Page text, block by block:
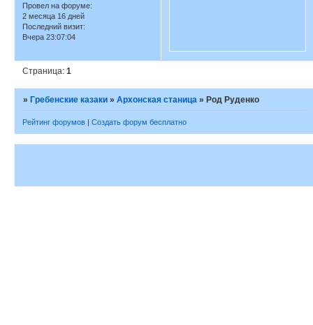
Провел на форуме:
2 месяца 16 дней
Последний визит:
Вчера 23:07:04
Страница:1
» Гребенские казаки »Архонская станица » Род Руденко
Рейтинг форумов | Создать форум бесплатно